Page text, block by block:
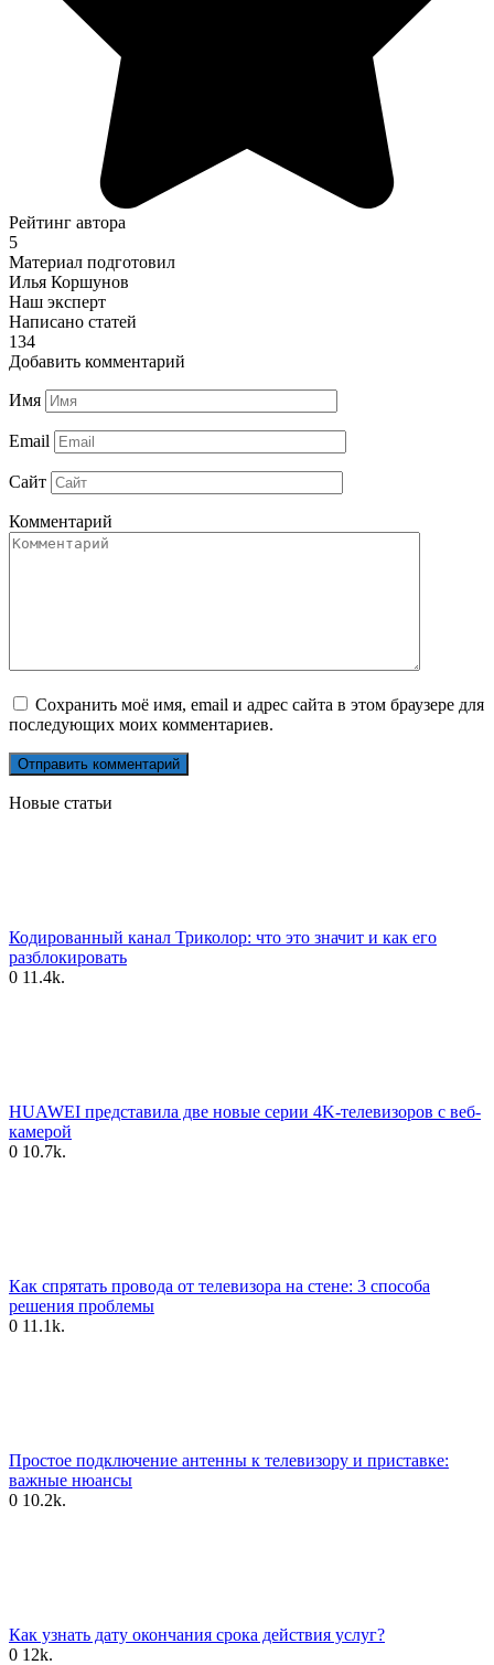
Рейтинг автора
5
Материал подготовил
Илья Коршунов
Наш эксперт
Написано статей
134
Добавить комментарий
Имя
Email
Сайт
Комментарий
Сохранить моё имя, email и адрес сайта в этом браузере для
последующих моих комментариев.
Новые статьи
Кодированный канал Триколор: что это значит и как его
разблокировать
0 11.4k.
HUAWEI представила две новые серии 4K-телевизоров с веб-
камерой
0 10.7k.
Как спрятать провода от телевизора на стене: 3 способа
решения проблемы
0 11.1k.
Простое подключение антенны к телевизору и приставке:
важные нюансы
0 10.2k.
Как узнать дату окончания срока действия услуг?
0 12k.